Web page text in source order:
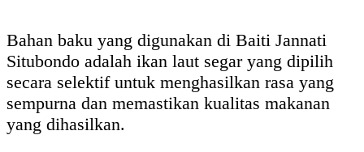
Bahan baku yang digunakan di Baiti Jannati
Situbondo adalah ikan laut segar yang dipilih
secara selektif untuk menghasilkan rasa yang
sempurna dan memastikan kualitas makanan
yang dihasilkan.